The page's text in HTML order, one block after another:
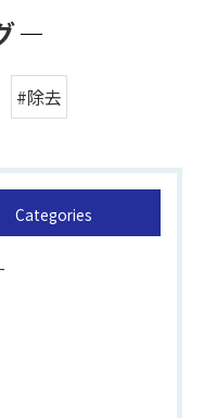
#除去
Categories